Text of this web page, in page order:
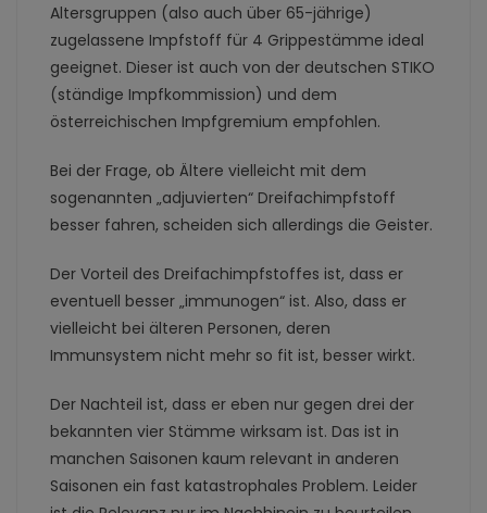
Altersgruppen (also auch über 65-jährige)
zugelassene Impfstoff für 4 Grippestämme ideal
geeignet. Dieser ist auch von der deutschen STIKO
(ständige Impfkommission) und dem
österreichischen Impfgremium empfohlen.
Bei der Frage, ob Ältere vielleicht mit dem
sogenannten „adjuvierten“ Dreifachimpfstoff
besser fahren, scheiden sich allerdings die Geister.
Der Vorteil des Dreifachimpfstoffes ist, dass er
eventuell besser „immunogen“ ist. Also, dass er
vielleicht bei älteren Personen, deren
Immunsystem nicht mehr so fit ist, besser wirkt.
Der Nachteil ist, dass er eben nur gegen drei der
bekannten vier Stämme wirksam ist. Das ist in
manchen Saisonen kaum relevant in anderen
Saisonen ein fast katastrophales Problem. Leider